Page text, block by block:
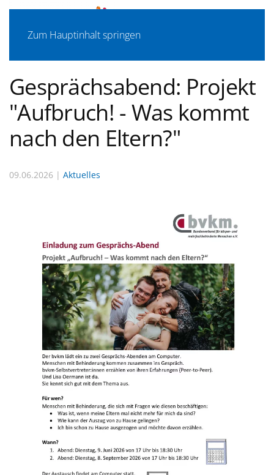
Zum Hauptinhalt springen
Gesprächsabend: Projekt
"Aufbruch! - Was kommt
nach den Eltern?"
09.06.2026 | Aktuelles